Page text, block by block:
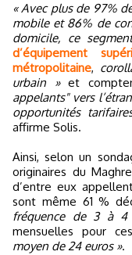
« Avec plus de 97%
mobile et 86% de
domicile, ce
d’équipement
métropolitaine,
urbain »et
appelants" vers
opportunités
affirme Solis.
Ainsi, selon un
originaires du
d’entre eux
sont même 61 %
fréquence de 3 à
mensuelles pour
moyen de 24 euros ».